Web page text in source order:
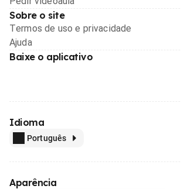
Sobre o site
Termos de uso e privacidade
Ajuda
Baixe o aplicativo
Idioma
Português
Aparência